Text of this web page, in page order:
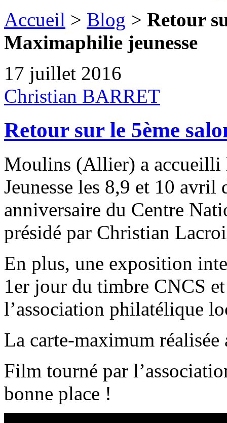
Accueil > Blog > Retour
Maximaphilie jeunesse
17 juillet 2016
Christian BARRET
Retour sur le 5ème
Moulins (Allier) a accueilli
Jeunesse les 8,9 et 10 avril
anniversaire du Centre
présidé par Christian
En plus, une exposition
1er jour du timbre CNCS
l’association philatélique
La carte-maximum
Film tourné par
bonne place !